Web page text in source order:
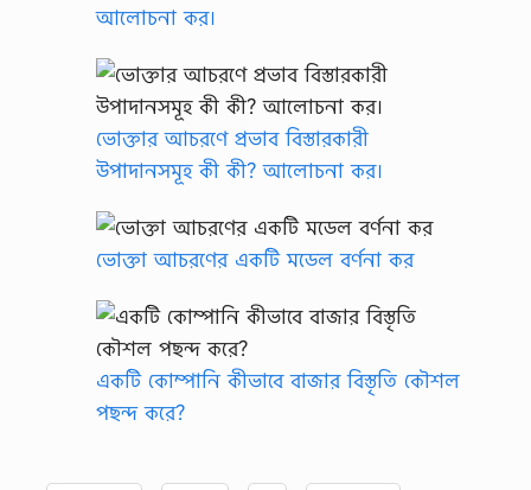
আলোচনা কর।
ভোক্তার আচরণে প্রভাব বিস্তারকারী
উপাদানসমূহ কী কী? আলোচনা কর।
ভোক্তা আচরণের একটি মডেল বর্ণনা কর
একটি কোম্পানি কীভাবে বাজার বিস্তৃতি কৌশল
পছন্দ করে?